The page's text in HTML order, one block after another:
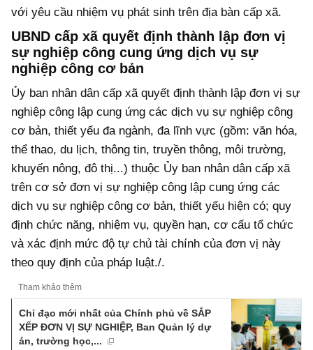
với yêu cầu nhiệm vụ phát sinh trên địa bàn cấp xã.
UBND cấp xã quyết định thành lập đơn vị
sự nghiệp công cung ứng dịch vụ sự
nghiệp công cơ bản
Ủy ban nhân dân cấp xã quyết định thành lập đơn vị sự
nghiệp công lập cung ứng các dịch vụ sự nghiệp công
cơ bản, thiết yếu đa ngành, đa lĩnh vực (gồm: văn hóa,
thể thao, du lịch, thông tin, truyền thông, môi trường,
khuyến nông, đô thị...) thuộc Ủy ban nhân dân cấp xã
trên cơ sở đơn vị sự nghiệp công lập cung ứng các
dịch vụ sự nghiệp công cơ bản, thiết yếu hiện có; quy
định chức năng, nhiệm vụ, quyền hạn, cơ cấu tổ chức
và xác định mức độ tự chủ tài chính của đơn vị này
theo quy định của pháp luật./.
Tham khảo thêm
Chỉ đạo mới nhất của Chính phủ về SẮP
XẾP ĐƠN VỊ SỰ NGHIỆP, Ban Quản lý dự
án, trường học,...